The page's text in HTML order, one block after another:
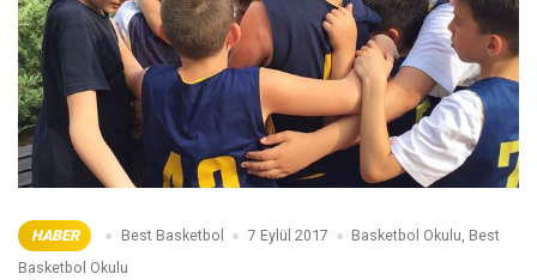
HABER Best Basketbol 7 Eylül 2017 Basketbol Okulu, Best
Basketbol Okulu